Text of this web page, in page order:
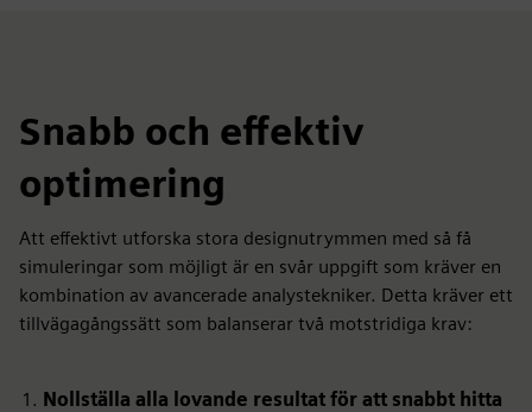
Snabb och effektiv
optimering
Att effektivt utforska stora designutrymmen med så få
simuleringar som möjligt är en svår uppgift som kräver en
kombination av avancerade analystekniker. Detta kräver ett
tillvägagångssätt som balanserar två motstridiga krav:
Nollställa alla lovande resultat för att snabbt hitta